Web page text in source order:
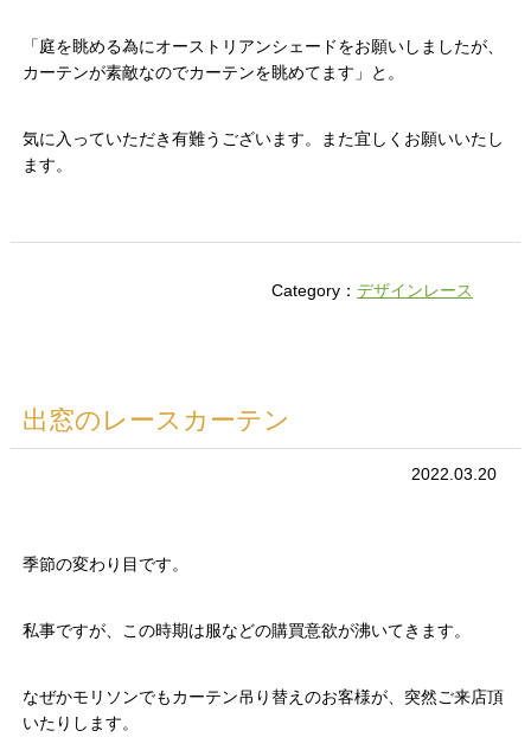
「庭を眺める為にオーストリアンシェードをお願いしましたが、
カーテンが素敵なのでカーテンを眺めてます」と。
気に入っていただき有難うございます。また宜しくお願いいたし
ます。
Category：デザインレース
出窓のレースカーテン
2022.03.20
季節の変わり目です。
私事ですが、この時期は服などの購買意欲が沸いてきます。
なぜかモリソンでもカーテン吊り替えのお客様が、突然ご来店頂
いたりします。